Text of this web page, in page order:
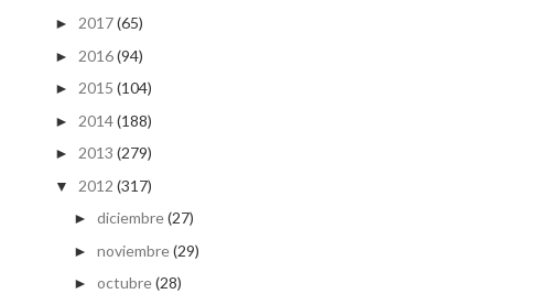
► 2017(65)
► 2016(94)
► 2015 (104)
► 2014(188)
► 2013 (279)
▼ 2012 (317)
► diciembre(27)
► noviembre(29)
► octubre(28)